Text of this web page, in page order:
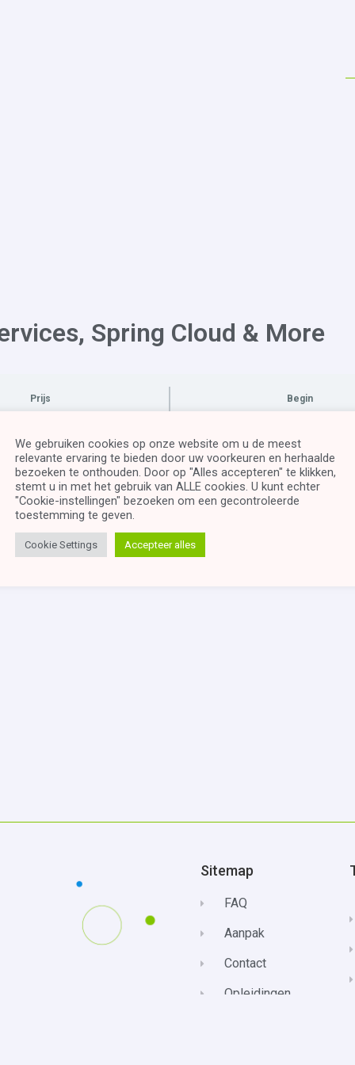
Spring Cloud & More
Prijs Begin
This cursus is currently
Sitemap
FAQ
Aanpak
Contact
Opleidingen
We gebruiken cookies op onze website om u de meest
relevante ervaring te bieden door uw voorkeuren en herhaalde
bezoeken te onthouden. Door op "Alles accepteren" te klikken,
stemt u in met het gebruik van ALLE cookies. U kunt echter
"Cookie-instellingen" bezoeken om een ​​gecontroleerde
toestemming te geven.
Cookie Settings Accepteer alles